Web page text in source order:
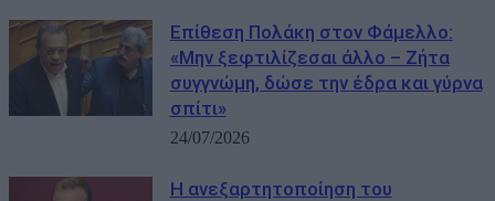
Επίθεση Πολάκη στον Φάμελλο:
«Μην ξεφτιλίζεσαι άλλο – Ζήτα
συγγνώμη, δώσε την έδρα και γύρνα
σπίτι»
24/07/2026
Η ανεξαρτητοποίηση του